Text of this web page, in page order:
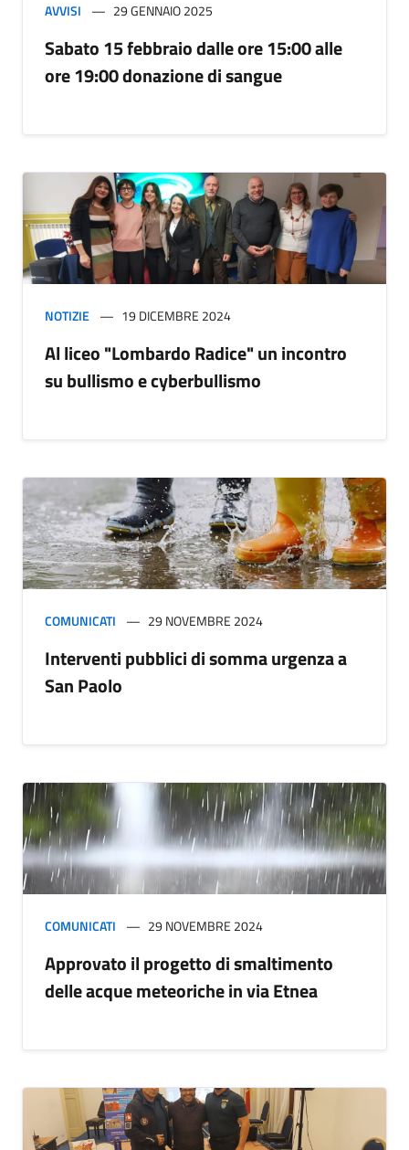
AVVISI 29 GENNAIO 2025
Sabato 15 febbraio dalle ore 15:00 alle
ore 19:00 donazione di sangue
NOTIZIE 19 DICEMBRE 2024
Al liceo "Lombardo Radice" un incontro
su bullismo e cyberbullismo
COMUNICATI 29 NOVEMBRE 2024
Interventi pubblici di somma urgenza a
San Paolo
COMUNICATI 29 NOVEMBRE 2024
Approvato il progetto di smaltimento
delle acque meteoriche in via Etnea